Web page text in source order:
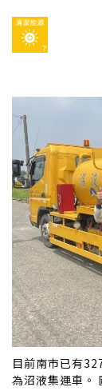
目前南市已有
為沼液集運車。